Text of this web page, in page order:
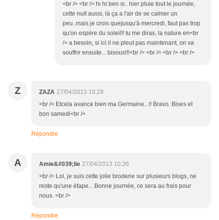
<br /> <br /> hi hi ben si.. hier pluie tout le journée,
cette nuit aussi, là ça a l'air de se calmer un
peu..mais je crois quejusqu'à mercredi, faut pas trop
qu'on espère du soleil!! tu me diras, la nature en<br
/> a besoin, si ici il ne pleut pas maintenant, on va
souffrir ensuite... bisous!!!<br /> <br /> <br /> <br />
Z ZAZA 27/04/2013 10:28
<br /> Etcela avance bien ma Germaine...!! Bravo. Bises et
bon samedi<br />
Répondre
A Amie&#039;lie 27/04/2013 10:26
<br /> Lol, je suis cette jolie broderie sur plusieurs blogs, ne
reste qu'une étape... Bonne journée, ce sera au frais pour
nous. <br />
Répondre